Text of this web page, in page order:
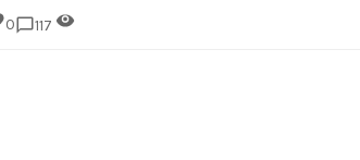
0